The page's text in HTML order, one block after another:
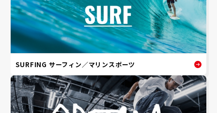
SURFING サーフィン／マリンスポーツ